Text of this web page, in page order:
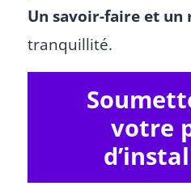
Un savoir-faire et un
tranquillité.
votre